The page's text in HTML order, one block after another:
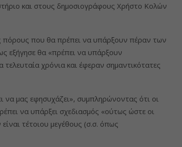
και στους δημοσιογράφους Χρήστο Κολών
πόρους που θα πρέπει να υπάρξουν πέραν των
εξήγησε θα «πρέπει να υπάρξουν
χρόνια και έφεραν σημαντικότατες
μας εφησυχάζει», συμπληρώνοντας ότι οι
να υπάρξει σχεδιασμός «ούτως ώστε οι
τέτοιου μεγέθους (σ.σ. όπως